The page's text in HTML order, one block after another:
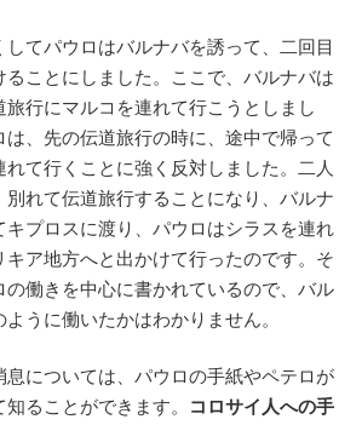
てパウロはバルナバを誘って、二回目
ことにしました。ここで、バルナバは
旅行にマルコを連れて行こうとしまし
は、先の伝道旅行の時に、途中で帰って
れて行くことに強く反対しました。二人
別れて伝道旅行することになり、バルナ
キプロスに渡り、パウロはシラスを連れ
ア地方へと出かけて行ったのです。そ
の働きを中心に書かれているので、バル
うに働いたかはわかりません。
息については、パウロの手紙やペテロが
ることができます。
コロサイ人への手